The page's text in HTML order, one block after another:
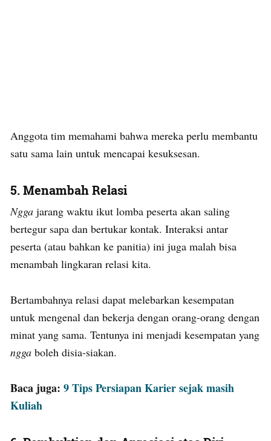
Anggota tim memahami bahwa mereka perlu membantu
satu sama lain untuk mencapai kesuksesan.
5.Menambah Relasi
Ngga jarang waktu ikut lomba peserta akan saling
bertegur sapa dan bertukar kontak. Interaksi antar
peserta (atau bahkan ke panitia) ini juga malah bisa
menambah lingkaran relasi kita.
Bertambahnya relasi dapat melebarkan kesempatan
untuk mengenal dan bekerja dengan orang-orang dengan
minat yang sama. Tentunya ini menjadi kesempatan yang
ngga boleh disia-siakan.
Baca juga: 9 Tips Persiapan Karier sejak masih
Kuliah